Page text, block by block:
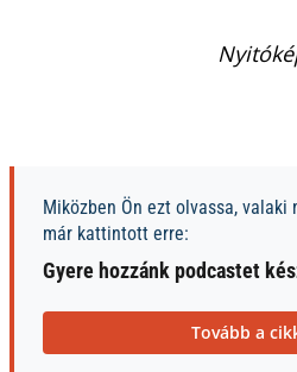
Miközben Ön ezt olvassa, valaki
már kattintott erre:
Gyere hozzánk podcastet
Tovább a